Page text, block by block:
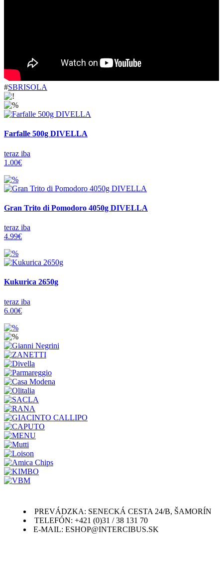
#SBRISOLA
Farfalle 500g DIVELLA
teraz iba
1.00€
Gran Trito di Pomodoro 4050g DIVELLA
teraz iba
4.99€
Kukurica 2650g
teraz iba
6.00€
PREVÁDZKA: SENECKÁ CESTA 24/B, ŠAMORÍN
TELEFÓN: +421 (0)31 / 38 131 70
E-MAIL: ESHOP@INTERCIBUS.SK